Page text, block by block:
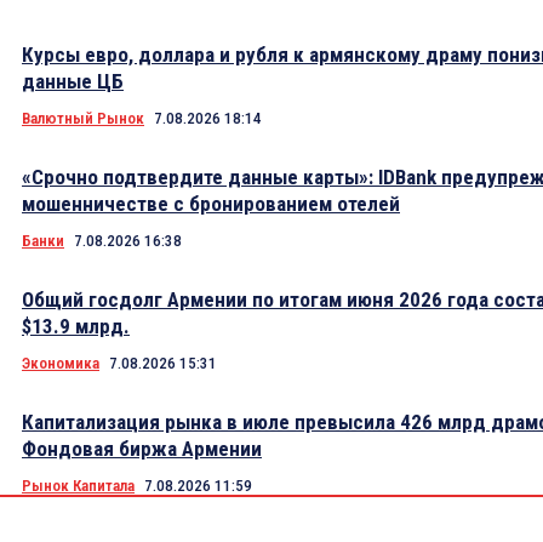
Курсы евро, доллара и рубля к армянскому драму
данные ЦБ
Валютный Рынок 7.08.2026 18:14
«Срочно подтвердите данные карты»: IDBank
мошенничестве с бронированием отелей
Банки 7.08.2026 16:38
Общий госдолг Армении по итогам июня 2026 года
$13.9 млрд.
Экономика 7.08.2026 15:31
Капитализация рынка в июле превысила 426 млрд
Фондовая биржа Армении
Рынок Капитала 7.08.2026 11:59